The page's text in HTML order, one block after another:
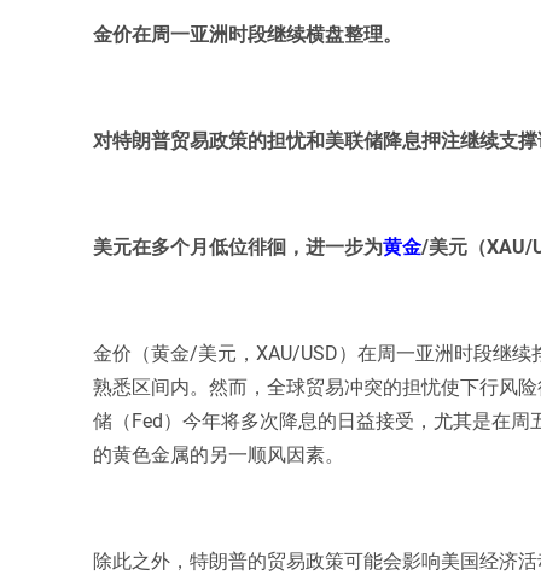
金价在周一亚洲时段继续横盘整理。
对特朗普贸易政策的担忧和美联储降息押注继续支
美元在多个月低位徘徊，进一步为黄金/美元（XAU/
金价（黄金/美元，XAU/USD）在周一亚洲时段继
熟悉区间内。然而，全球贸易冲突的担忧使下行风
储（Fed）今年将多次降息的日益接受，尤其是在
的黄色金属的另一顺风因素。
除此之外，特朗普的贸易政策可能会影响美国经济